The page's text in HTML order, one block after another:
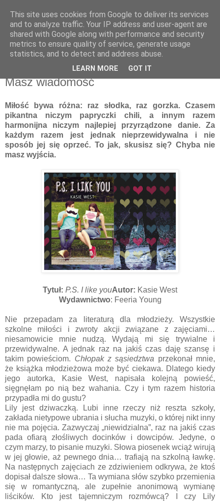
Recenzje na widelcu
Portal kulturalny - książki, recenzje, inspiracje, konkursy.
czwartek, 19 stycznia 2017
Masz wiadomość
Miłość bywa różna: raz słodka, raz gorzka. Czasem
pikantna niczym papryczki chili, a innym razem
harmonijna niczym najlepiej przyrządzone danie. Za
każdym razem jest jednak nieprzewidywalna i nie
sposób jej się oprzeć. To jak, skusisz się? Chyba nie
masz wyjścia.
Tytuł: P.S. I like youAutor: Kasie West
Wydawnictwo: Feeria Young
Nie przepadam za literaturą dla młodzieży. Wszystkie
szkolne miłości i zwroty akcji związane z zajęciami…
niesamowicie mnie nudzą. Wydają mi się trywialne i
przewidywalne. A jednak raz na jakiś czas daję szansę i
takim powieściom. Chłopak z sąsiedztwa przekonał mnie,
że książka młodzieżowa może być ciekawa. Dlatego kiedy
jego autorka, Kasie West, napisała kolejną powieść,
sięgnęłam po nią bez wahania. Czy i tym razem historia
przypadła mi do gustu?
Lily jest dziwaczką. Lubi inne rzeczy niż reszta szkoły,
zakłada nietypowe ubrania i słucha muzyki, o której nikt inny
nie ma pojęcia. Zazwyczaj „niewidzialna”, raz na jakiś czas
pada ofiarą złośliwych docinków i dowcipów. Jedyne, o
czym marzy, to pisanie muzyki. Słowa piosenek wciąż wirują
w jej głowie, aż pewnego dnia… trafiają na szkolną ławkę.
Na następnych zajęciach ze zdziwieniem odkrywa, że ktoś
dopisał dalsze słowa… Ta wymiana słów szybko przemienia
się w romantyczną, ale zupełnie anonimową wymianę
liścików. Kto jest tajemniczym rozmówcą? I czy Lily
This site uses cookies from Google to deliver its services
and to analyze traffic. Your IP address and user-agent are
shared with Google along with performance and security
metrics to ensure quality of service, generate usage
statistics, and to detect and address abuse.
LEARN MORE GOT IT